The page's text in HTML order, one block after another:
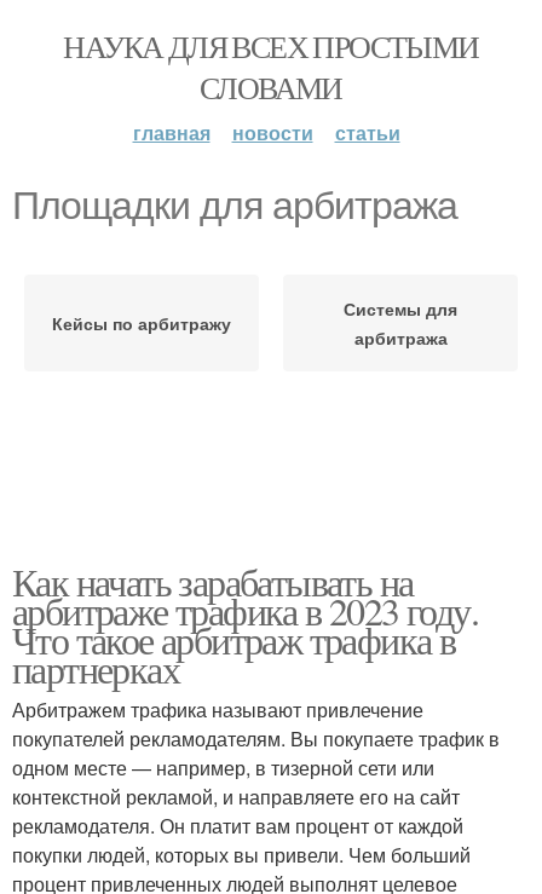
НАУКА ДЛЯ ВСЕХ ПРОСТЫМИ
СЛОВАМИ
главная новости статьи
Площадки для арбитража
Кейсы по арбитражу
Системы для
арбитража
Как начать зарабатывать на
арбитраже трафика в 2023 году.
Что такое арбитраж трафика в
партнерках
Арбитражем трафика называют привлечение
покупателей рекламодателям. Вы покупаете трафик в
одном месте — например, в тизерной сети или
контекстной рекламой, и направляете его на сайт
рекламодателя. Он платит вам процент от каждой
покупки людей, которых вы привели. Чем больший
процент привлеченных людей выполнят целевое